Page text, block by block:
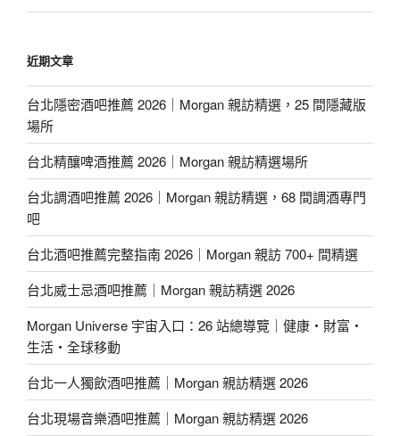
近期文章
台北隱密酒吧推薦 2026｜Morgan 親訪精選，25 間隱藏版
場所
台北精釀啤酒推薦 2026｜Morgan 親訪精選場所
台北調酒吧推薦 2026｜Morgan 親訪精選，68 間調酒專門
吧
台北酒吧推薦完整指南 2026｜Morgan 親訪 700+ 間精選
台北威士忌酒吧推薦｜Morgan 親訪精選 2026
Morgan Universe 宇宙入口：26 站總導覽｜健康・財富・
生活・全球移動
台北一人獨飲酒吧推薦｜Morgan 親訪精選 2026
台北現場音樂酒吧推薦｜Morgan 親訪精選 2026